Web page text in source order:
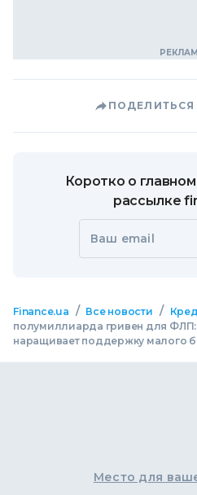
Коротко о
рассылке
Ваш email
Finance.ua / Все новости /
полумиллиарда гривен для ФЛП:
наращивает поддержку малого
Место для